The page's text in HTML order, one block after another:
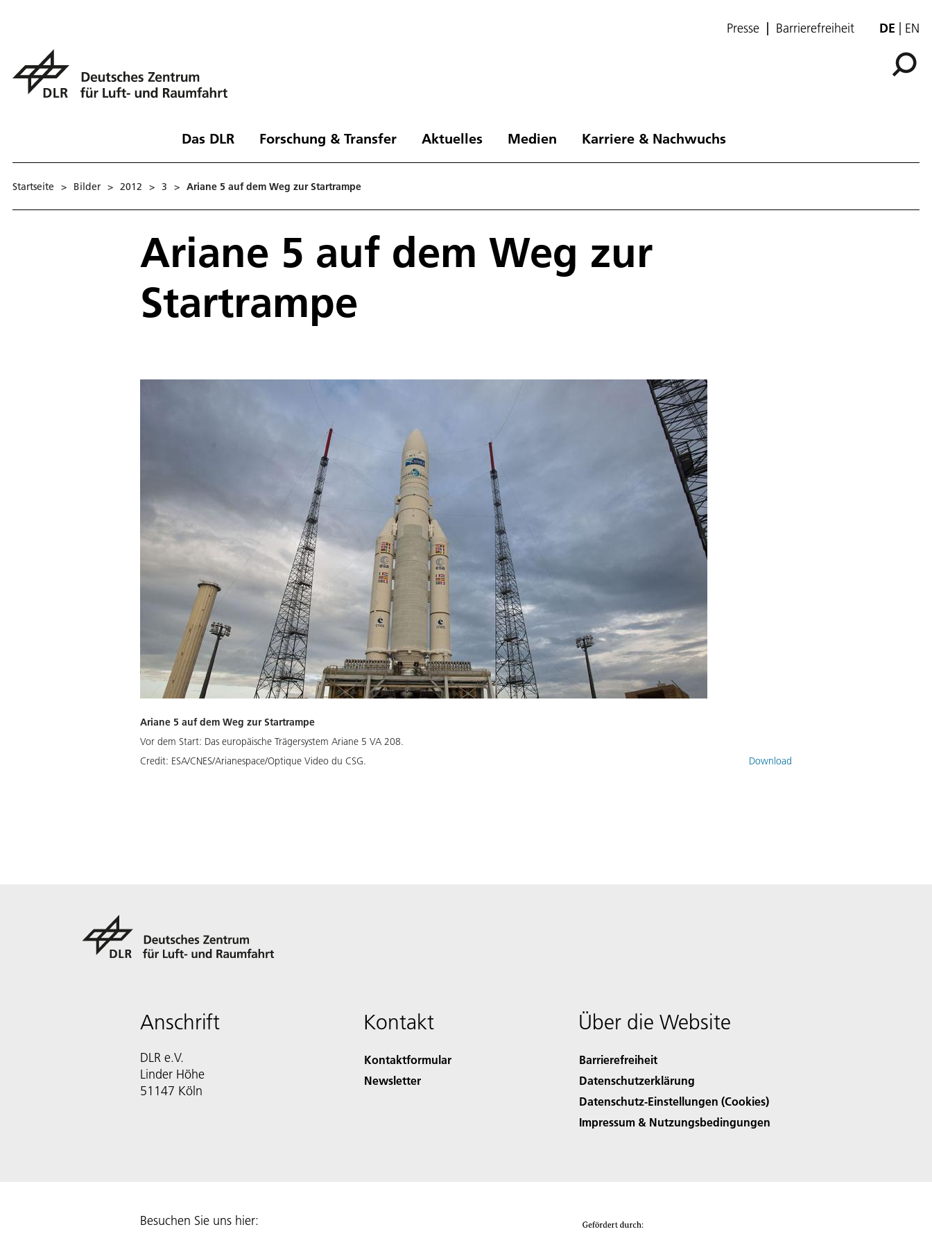
Presse Barrierefreiheit DE EN
Das DLR Forschung & Transfer Aktuelles Medien Karriere & Nachwuchs
Startseite > Bilder > 2012 > 3 > Ariane 5 auf dem Weg zur Startrampe
Ariane 5 auf dem Weg zur
Startrampe
Ariane 5 auf dem Weg zur Startrampe
Vor dem Start: Das europäische Trägersystem Ariane 5 VA 208.
Credit: ESA/CNES/Arianespace/Optique Video du CSG. Download
Anschrift
DLR e.V.
Linder Höhe
51147 Köln
Kontakt
Kontaktformular
Newsletter
Über die Website
Barrierefreiheit
Datenschutzerklärung
Datenschutz-Einstellungen (Cookies)
Impressum & Nutzungsbedingungen
Besuchen Sie uns hier: